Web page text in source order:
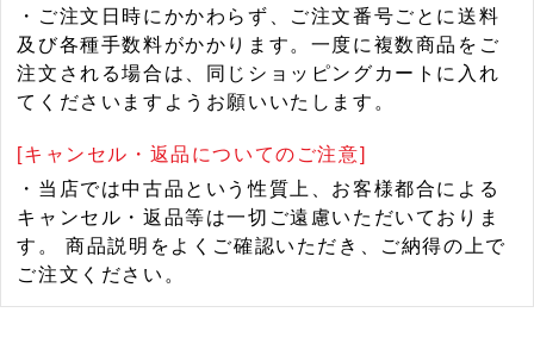
・ご注文日時にかかわらず、ご注文番号ごとに送料
及び各種手数料がかかります。一度に複数商品をご
注文される場合は、同じショッピングカートに入れ
てくださいますようお願いいたします。
[キャンセル・返品についてのご注意]
・当店では中古品という性質上、お客様都合による
キャンセル・返品等は一切ご遠慮いただいておりま
す。 商品説明をよくご確認いただき、ご納得の上で
ご注文ください。